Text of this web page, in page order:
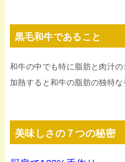
黒毛和牛であること
和牛の中でも特に脂肪と肉汁
加熱すると和牛の脂肪の独特な
美味しさの７つの秘密